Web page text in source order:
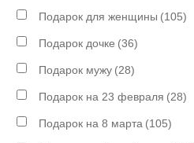
Подарок для женщины (105)
Подарок дочке (36)
Подарок мужу (28)
Подарок на 23 февраля (28)
Подарок на 8 марта (105)